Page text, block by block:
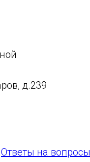
д.239
Ответы на вопросы